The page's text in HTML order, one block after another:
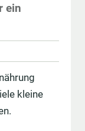
ein
kleine